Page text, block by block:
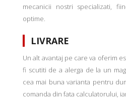
mecanicii nostri specializati,
optime.
LIVRARE
Un alt avantaj pe care va oferim
fi scutiti de a alerga de la un
cea mai buna varianta pentru
comanda din fata calculatorului,